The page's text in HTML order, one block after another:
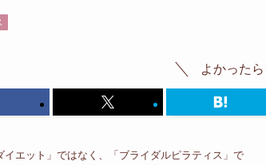
よかった
イエット」ではなく、「ブライダルピラティス」で